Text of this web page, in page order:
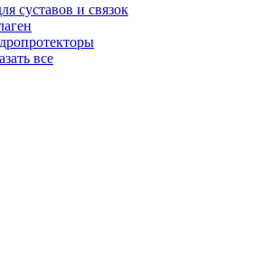
суставов и связок
все